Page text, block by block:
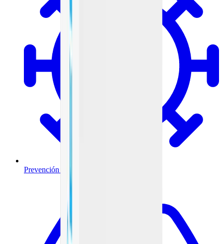
Prevención y tratamiento de infecciones